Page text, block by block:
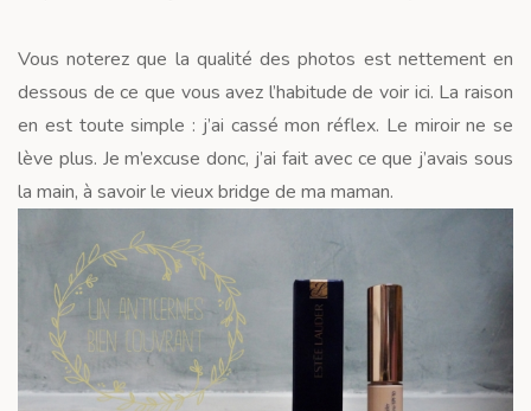
Vous noterez que la qualité des photos est nettement en
dessous de ce que vous avez l’habitude de voir ici. La raison
en est toute simple : j’ai cassé mon réflex. Le miroir ne se
lève plus. Je m’excuse donc, j’ai fait avec ce que j’avais sous
la main, à savoir le vieux bridge de ma maman.